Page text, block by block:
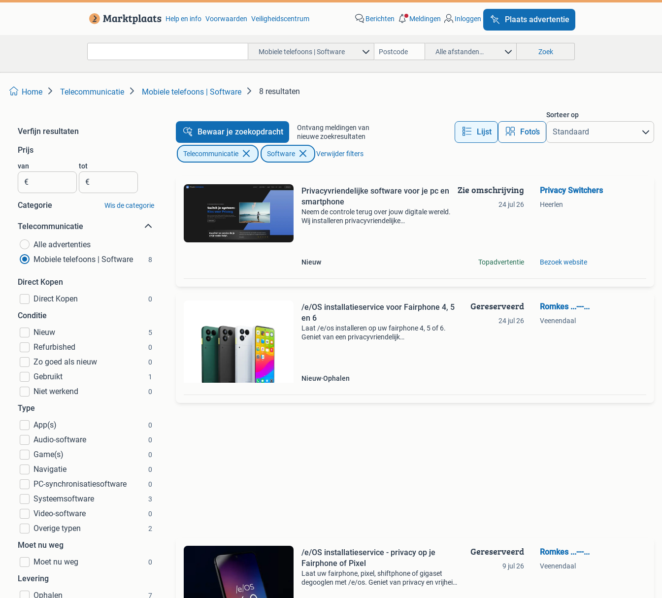
Help en info Voorwaarden Veiligheidscentrum Berichten Meldingen Inloggen Plaats advertentie
Mobiele telefoons | Software Alle afstanden… Zoek
Home Telecommunicatie Mobiele telefoons | Software 8 resultaten
Verfijn resultaten
Prijs
van
€
tot
€
Categorie Wis de categorie
Telecommunicatie
Alle advertenties
Mobiele telefoons | Software
8
Direct Kopen
Direct Kopen
0
Conditie
Nieuw
5
Refurbished 0
Zo goed als nieuw 0
Gebruikt 1
Niet werkend 0
Type
App(s)
0
Audio-software 0
Game(s) 0
Navigatie 0
PC-synchronisatiesoftware 0
Systeemsoftware 3
Video-software 0
Overige typen 2
Moet nu weg
Moet nu weg
0
Levering
Ophalen
7
Bewaar je zoekopdracht
Ontvang meldingen van
nieuwe zoekresultaten
Lijst Foto’s
Sorteer op
Telecommunicatie Software Verwijder filters
Privacyvriendelijke software voor je pc en
smartphone
Neem de controle terug over jouw digitale wereld.
Wij installeren privacyvriendelijke
Nieuw
Zie omschrijving
24 jul 26
Topadvertentie
Privacy Switchers
Heerlen
Bezoek website
/e/OS installatieservice voor Fairphone 4, 5
en 6
Laat /e/os installeren op uw fairphone 4, 5 of 6.
Geniet van een privacyvriendelijk
Nieuw Ophalen
Gereserveerd
24 jul 26
Romkes ...---...
Veenendaal
/e/OS installatieservice - privacy op je
Fairphone of Pixel
Laat uw fairphone, pixel, shiftphone of gigaset
degooglen met /e/os. Geniet van privacy en vrijheid
Gereserveerd
9 jul 26
Romkes ...---...
Veenendaal